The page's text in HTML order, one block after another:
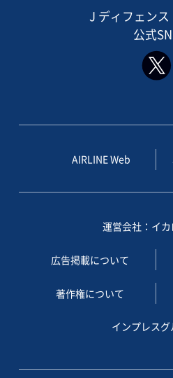
J ディフェンス
公式
AIRLINE Web
運営会社：イ
広告掲載について
著作権について
インプレス